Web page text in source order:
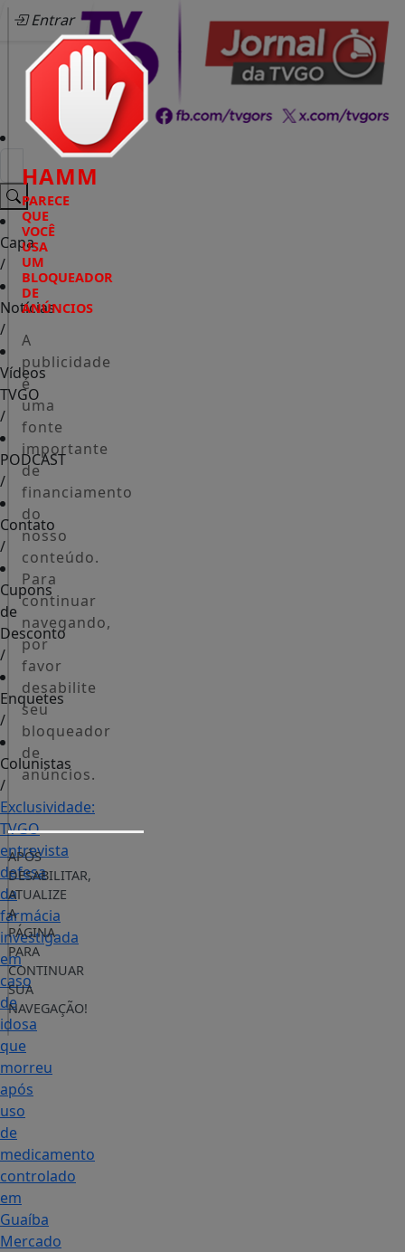
Entrar
Capa
/
Notícias
/
Vídeos
TVGO
/
PODCAST
/
Contato
/
Cupons
de
Desconto
/
Enquetes
/
Colunistas
/
Exclusividade:
TVGO
entrevista
defesa
da
farmácia
investigada
em
caso
de
idosa
que
morreu
após
uso
de
medicamento
controlado
em
Guaíba
Mercado
HAMM
PARECE
QUE
VOCÊ
USA
UM
BLOQUEADOR
DE
ANÚNCIOS
A
publicidade
é
uma
fonte
importante
de
financiamento
do
nosso
conteúdo.
Para
continuar
navegando,
por
favor
desabilite
seu
bloqueador
de
anúncios.
APÓS
DESABILITAR,
ATUALIZE
A
PÁGINA
PARA
CONTINUAR
SUA
NAVEGAÇÃO!